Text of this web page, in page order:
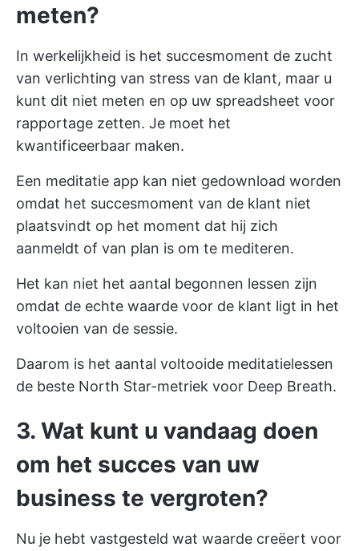
meten?
In werkelijkheid is het succesmoment de zucht
van verlichting van stress van de klant, maar u
kunt dit niet meten en op uw spreadsheet voor
rapportage zetten. Je moet het
kwantificeerbaar maken.
Een meditatie app kan niet gedownload worden
omdat het succesmoment van de klant niet
plaatsvindt op het moment dat hij zich
aanmeldt of van plan is om te mediteren.
Het kan niet het aantal begonnen lessen zijn
omdat de echte waarde voor de klant ligt in het
voltooien van de sessie.
Daarom is het aantal voltooide meditatielessen
de beste North Star-metriek voor Deep Breath.
3. Wat kunt u vandaag doen
om het succes van uw
business te vergroten?
Nu je hebt vastgesteld wat waarde creëert voor